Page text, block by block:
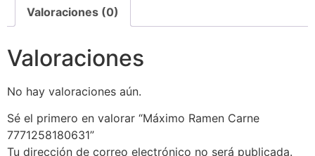
Valoraciones (0)
Valoraciones
No hay valoraciones aún.
Sé el primero en valorar “Máximo Ramen Carne
7771258180631”
Tu dirección de correo electrónico no será publicada.